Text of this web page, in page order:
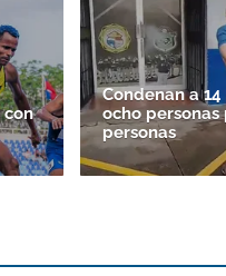
con
Condenan a
ocho
personas